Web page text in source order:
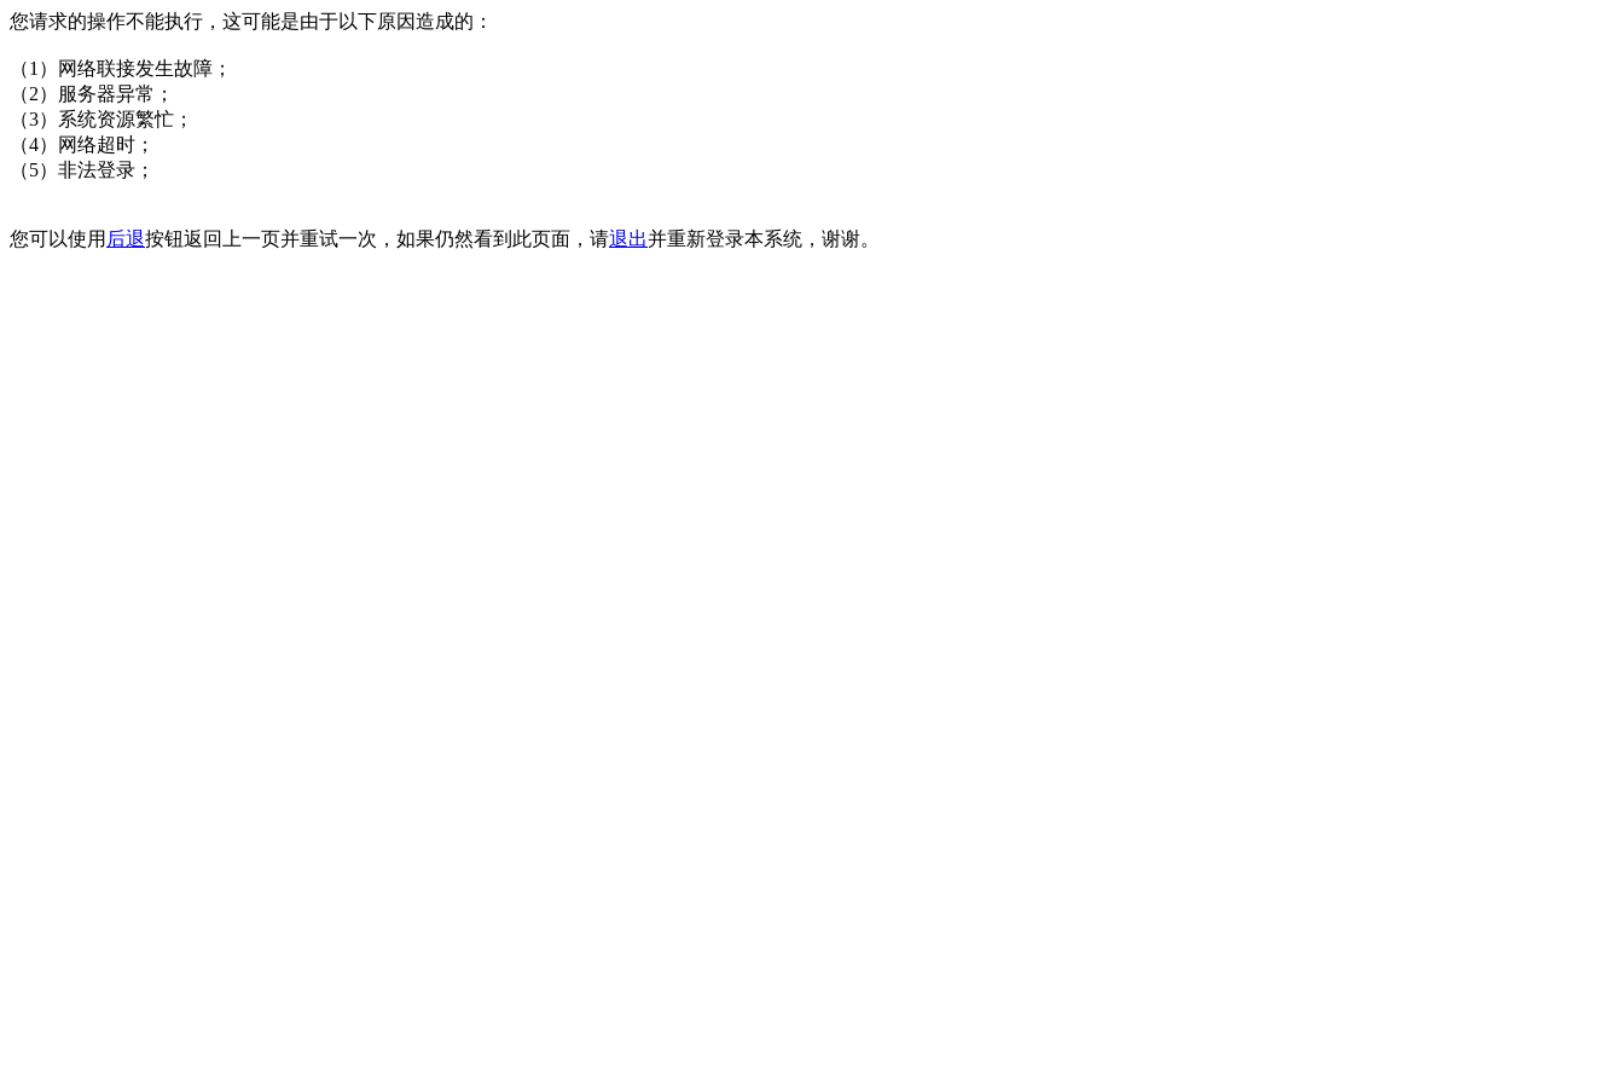
您请求的操作不能执行，这可能是由于以下原因造成的：
（1）网络联接发生故障；
（2）服务器异常；
（3）系统资源繁忙；
（4）网络超时；
（5）非法登录；
您可以使用 后退按钮返回上一页并重试一次，如果仍然看到此页面，请退出并重新登录本系统，谢谢。